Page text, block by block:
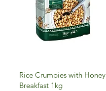
Rice Crumpies with Honey
Breakfast 1kg